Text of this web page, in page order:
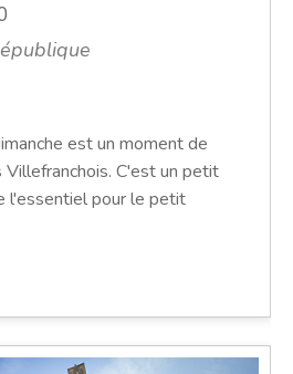
est un moment de
C'est un petit
l'essentiel pour le petit